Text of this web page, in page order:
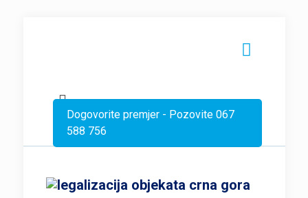
Dogovorite premjer - Pozovite 067
588 756